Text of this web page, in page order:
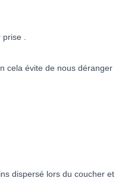
.
cela évite de nous déranger
dispersé lors du coucher et